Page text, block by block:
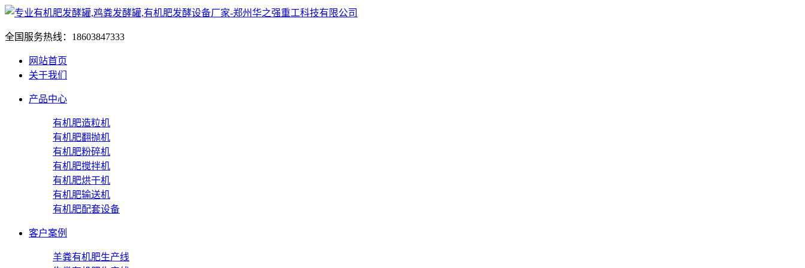
全国服务热线： 18603847333
网站首页
关于我们
产品中心
有机肥造粒机
有机肥翻抛机
有机肥粉碎机
有机肥搅拌机
有机肥烘干机
有机肥输送机
有机肥配套设备
客户案例
羊粪有机肥生产线